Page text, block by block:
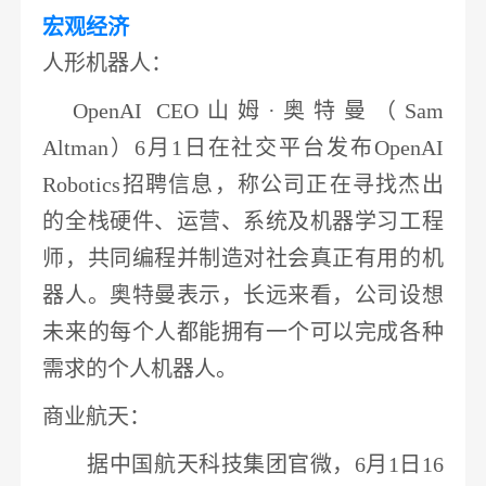
宏观经济
人形机器人 ：
OpenAI CEO山姆·奥特曼（Sam
Altman）6月1日在社交平台发布OpenAI
Robotics招聘信息，称公司正在寻找杰出
的全栈硬件、运营、系统及机器学习工程
师， 共同编程并制造对社会真正有用的机
器人。奥特曼表示，长远来看，公司设想
未来的每个人都能拥有一个可以完成各种
需求的个人机器人。
商业航天：
据中国 航天科技集团官微， 6月1日16